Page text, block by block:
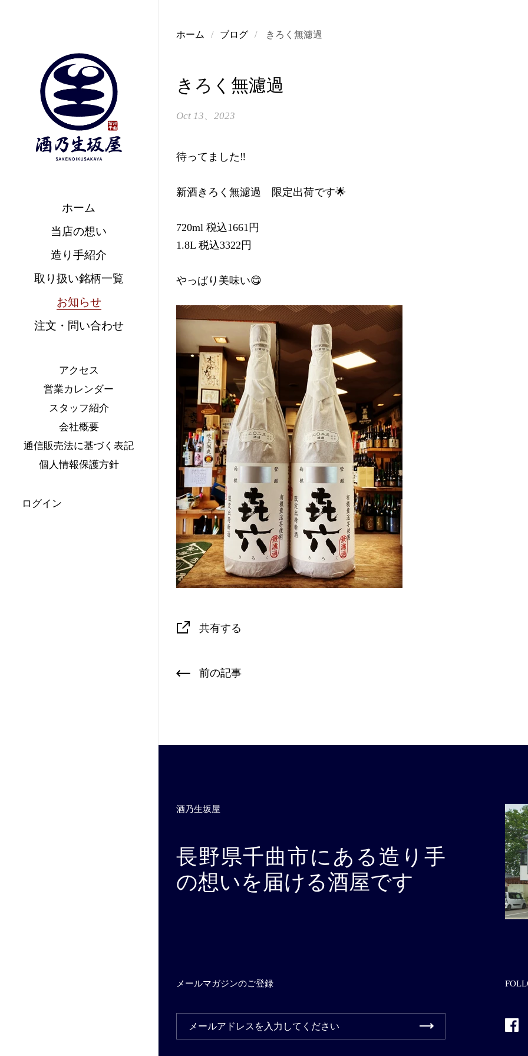
ホーム
当店の想い
造り手紹介
取り扱い銘柄一覧
お知らせ
注文・問い合わせ
アクセス
営業カレンダー
スタッフ紹介
会社概要
通信販売法に基づく表記
個人情報保護方針
ログイン
ホーム / ブログ / きろく無濾過
きろく無濾過
Oct 13、2023
待ってました‼️
新酒きろく無濾過 限定出荷です🌟
720ml 税込1661円
1.8L 税込3322円
やっぱり美味い😋
共有する
前の記事
酒乃生坂屋
長野県千曲市にある造り手
の想いを届ける酒屋です
メールマガジンのご登録